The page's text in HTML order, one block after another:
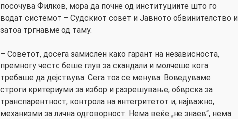
посочува Филков, мора да почне од институциите што го
водат системот – Судскиот совет и Јавното обвинителство и
затоа тргнавме од таму.
– Советот, досега замислен како гарант на независноста,
премногу често беше глув за скандали и молчеше кога
требаше да дејствува. Сега тоа се менува. Воведуваме
строги критериуми за избор и разрешување, обврска за
транспарентност, контрола на интегритетот и, најважно,
механизми за лична одговорност. Нема веќе „не знаев“, нема